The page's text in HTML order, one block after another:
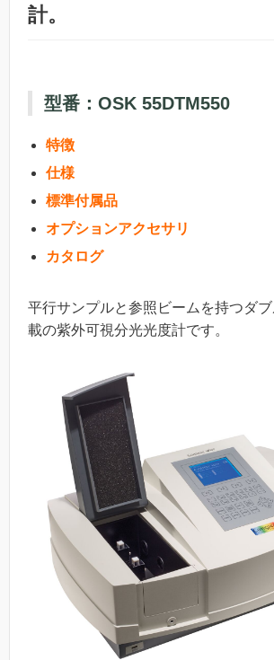
計。
型番：OSK 55DTM550
特徴
仕様
標準付属品
オプションアクセサリ
カタログ
平行サンプルと参照ビームを持つダ
載の紫外可視分光光度計です。